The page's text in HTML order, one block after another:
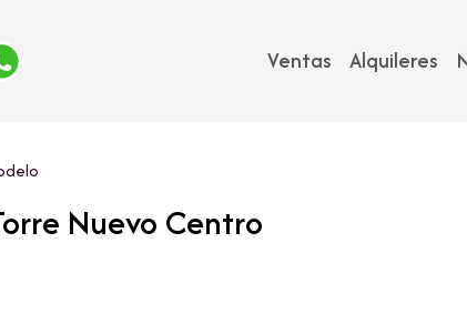
Ventas Alquileres
Nuevo Centro